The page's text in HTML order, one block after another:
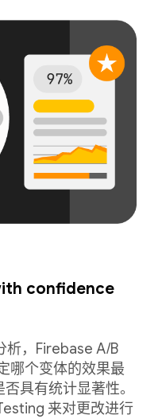
confidence
析，Firebase A/B
哪个变体的效果最
具有统计显著性。
来对更改进行